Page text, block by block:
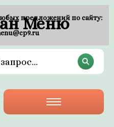
Меню
предложений по сайту: